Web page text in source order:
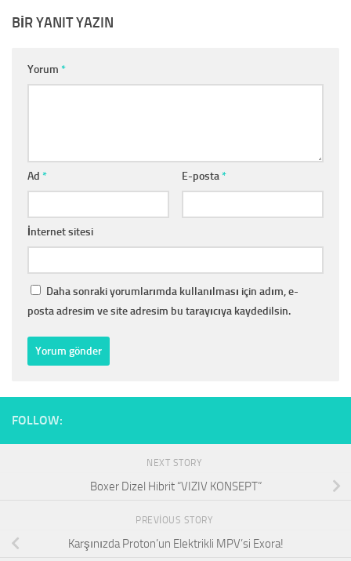
BIR YANIT YAZIN
Yorum *
Ad * E-posta*
İnternet sitesi
Daha sonraki yorumlarımda kullanılması için adım, e-
posta adresim ve site adresim bu tarayıcıya kaydedilsin.
FOLLOW:
NEXT STORY
Boxer Dizel Hibrit “VIZIV KONSEPT”
PREVIOUS STORY
Karşınızda Proton’un Elektrikli MPV’si Exora!